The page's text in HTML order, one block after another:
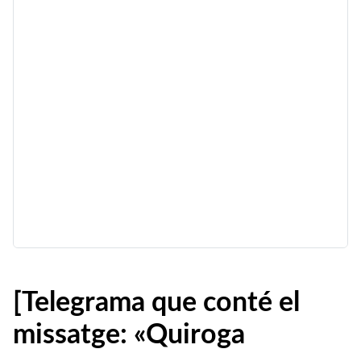
[Telegrama que conté el
missatge: «Quiroga